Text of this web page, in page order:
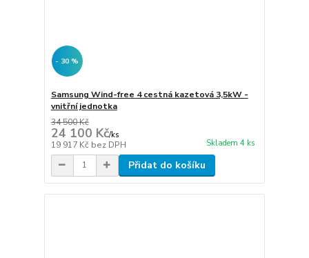
- 30 %
Samsung Wind-free 4 cestná kazetová 3,5kW -
vnitřní jednotka
34 500 Kč
24 100 Kč/ks
19 917 Kč bez DPH Skladem 4 ks
Přidat do košíku